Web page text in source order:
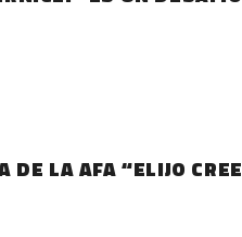
LA PELÍCULA